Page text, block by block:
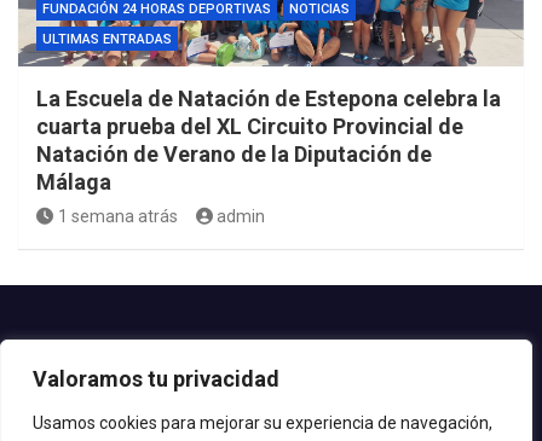
Valoramos tu privacidad
Usamos cookies para mejorar su experiencia de navegación,
FUNDACIÓN 24 HORAS DEPORTIVAS
NOTICIAS
ULTIMAS ENTRADAS
La Escuela de Natación de Estepona celebra la
cuarta prueba del XL Circuito Provincial de
Natación de Verano de la Diputación de
Málaga
1 semana atrás admin
Teléfono: 952.80.24.44